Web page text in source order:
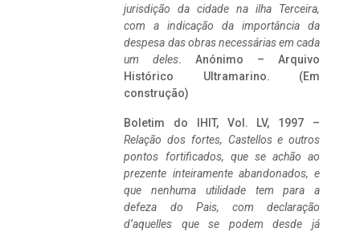
jurisdição da cidade na ilha Terceira,
com a indicação da importância da
despesa das obras necessárias em cada
um deles. Anónimo – Arquivo
Histórico Ultramarino. (Em
construção)
Boletim do IHIT, Vol. LV, 1997 –
Relação dos fortes, Castellos e outros
pontos fortificados, que se achão ao
prezente inteiramente abandonados, e
que nenhuma utilidade tem para a
defeza do Pais, com declaração
d’aquelles que se podem desde já